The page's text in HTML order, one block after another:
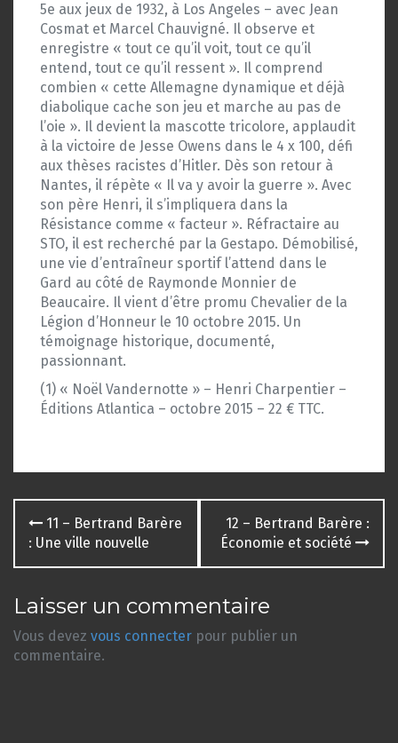
5e aux jeux de 1932, à Los Angeles – avec Jean
Cosmat et Marcel Chauvigné. Il observe et
enregistre « tout ce qu’il voit, tout ce qu’il
entend, tout ce qu’il ressent ». Il comprend
combien « cette Allemagne dynamique et déjà
diabolique cache son jeu et marche au pas de
l’oie ». Il devient la mascotte tricolore, applaudit
à la victoire de Jesse Owens dans le 4 x 100, défi
aux thèses racistes d’Hitler. Dès son retour à
Nantes, il répète « Il va y avoir la guerre ». Avec
son père Henri, il s’impliquera dans la
Résistance comme « facteur ». Réfractaire au
STO, il est recherché par la Gestapo. Démobilisé,
une vie d’entraîneur sportif l’attend dans le
Gard au côté de Raymonde Monnier de
Beaucaire. Il vient d’être promu Chevalier de la
Légion d’Honneur le 10 octobre 2015. Un
témoignage historique, documenté,
passionnant.
(1) « Noël Vandernotte » – Henri Charpentier –
Éditions Atlantica – octobre 2015 – 22 € TTC.
Navigation
des
articles
11 – Bertrand Barère
: Une ville nouvelle
12 – Bertrand Barère :
Économie et société
Laisser un commentaire
Vous devez vous connecter pour publier un
commentaire.